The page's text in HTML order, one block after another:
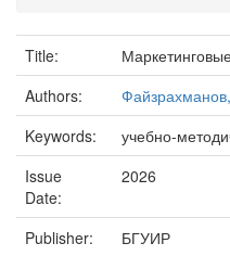
Title:
Authors:
Keywords:
учебно-
Issue
Date:
2026
Publisher:
БГУИР